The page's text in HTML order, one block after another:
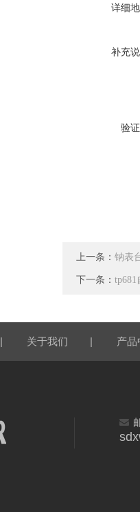
详细
补充
验
上一条： 钠表
下一条：
| 关于我们 | 产品